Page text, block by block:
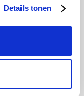
Details tonen
Delonghi